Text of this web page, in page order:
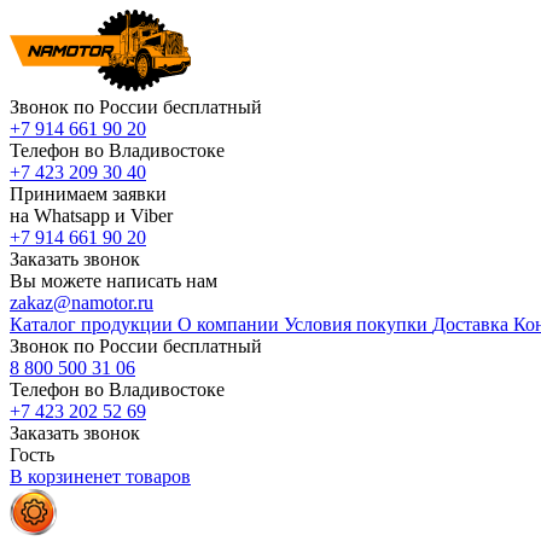
Звонок по России бесплатный
+7 914 661 90 20
Телефон во Владивостоке
+7 423 209 30 40
Принимаем заявки
на Whatsapp и Viber
+7 914 661 90 20
Заказать звонок
Вы можете написать нам
zakaz@namotor.ru
Каталог продукции О компании Условия покупки Доставка
Звонок по России бесплатный
8 800 500 31 06
Телефон во Владивостоке
+7 423 202 52 69
Заказать звонок
Гость
В корзиненет товаров